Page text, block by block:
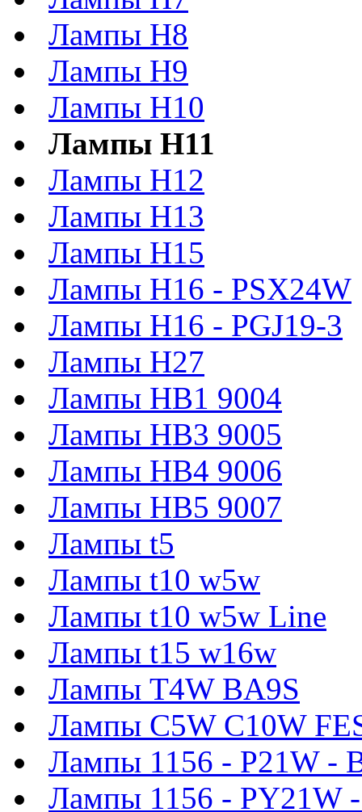
Лампы H8
Лампы H9
Лампы H10
Лампы H11
Лампы H12
Лампы H13
Лампы H15
Лампы H16 - PSX24W
Лампы H16 - PGJ19-3
Лампы H27
Лампы HB1 9004
Лампы HB3 9005
Лампы HB4 9006
Лампы HB5 9007
Лампы t5
Лампы t10 w5w
Лампы t10 w5w Line
Лампы t15 w16w
Лампы T4W BA9S
Лампы C5W C10W
Лампы 1156 - P21W -
Лампы 1156 - PY21W